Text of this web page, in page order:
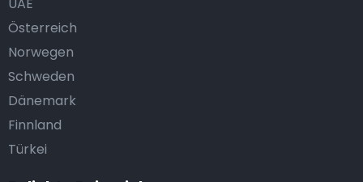
Österreich
Norwegen
Schweden
Dänemark
Finnland
Türkei